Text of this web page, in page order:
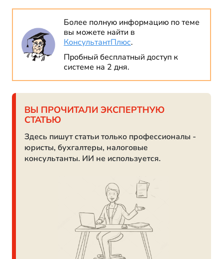
Более полную информацию по теме
вы можете найти в
КонсультантПлюс.
Пробный бесплатный доступ к
системе на 2 дня.
ВЫ ПРОЧИТАЛИ ЭКСПЕРТНУЮ
СТАТЬЮ
Здесь пишут статьи только профессионалы -
юристы, бухгалтеры, налоговые
консультанты. ИИ не используется.